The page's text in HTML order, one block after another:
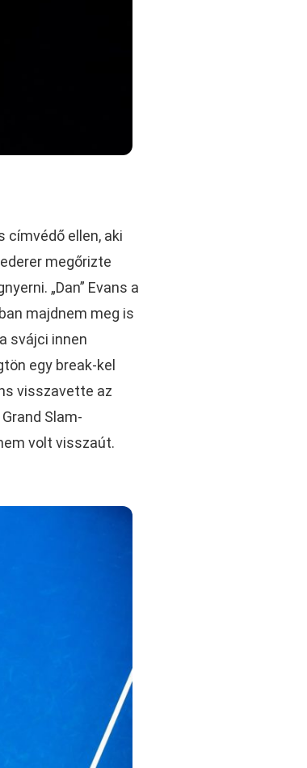
ellen, aki
megőrizte
„Dan” Evans a
majdnem meg is
svájci innen
egy break-kel
visszavette az
Slam-
volt visszaút.